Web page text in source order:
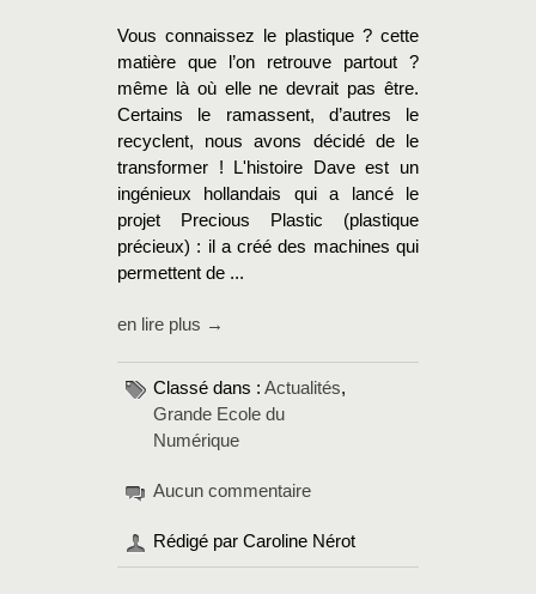
Vous connaissez le plastique ? cette
matière que l’on retrouve partout ?
même là où elle ne devrait pas être.
Certains le ramassent, d’autres le
recyclent, nous avons décidé de le
transformer ! L'histoire Dave est un
ingénieux hollandais qui a lancé le
projet Precious Plastic (plastique
précieux) : il a créé des machines qui
permettent de ...
en lire plus →
Classé dans : Actualités,
Grande Ecole du
Numérique
Aucun commentaire
Rédigé par Caroline Nérot